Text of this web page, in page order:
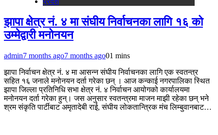
झापा क्षेत्र नं. ४ मा संघीय निर्वाचनका लागि १६ को
उम्मेद्वारी मनोनयन
admin7 months ago7 months ago01 mins
झापा निर्वाचन क्षेत्र नं. ४ मा आसन्न संघीय निर्वाचनका लागि एक स्वतन्त्र
सहित १६ जनाले मनोनयन दर्ता गरेका छन् । आज कन्काई नगरपालिका स्थित
झापा जिल्ला प्रतिनिधि सभा क्षेत्र नं. ४ निर्वाचन आयोगको कार्यालयमा
मनोनयन दर्ता गरेका हुन्। जस अनुसार स्वतन्त्रमा माजन माझी रहेका छन् भने
श्रम संकृति पार्टीबाट अमृतादेबी राई, संघीय लोकतान्त्रिक मंच लिम्बुवानबाट…